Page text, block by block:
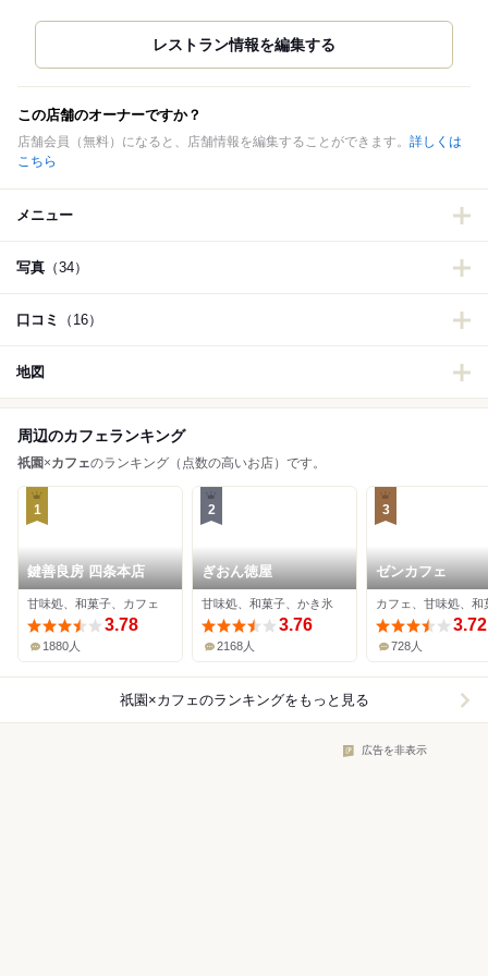
この店舗のオーナーですか？
店舗会員（無料）になると、店舗情報を編集することができます。 詳しくは
こちら
メニュー
写真 （34）
口コミ （16）
地図
周辺のカフェランキング
祇園×カフェのランキング（点数の高いお店）です。
1
鍵善良房 四条本店
甘味処、和菓子、カフェ
3.78
1880人
2
ぎおん徳屋
甘味処、和菓子、かき氷
3.76
2168人
3
ゼンカフェ
カフェ、甘味処、和
3.72
728人
祇園×カフェのランキングをもっと見る
広告を非表示